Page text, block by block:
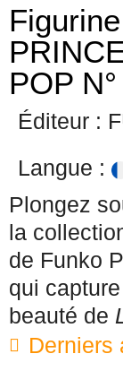
POP
Éditeur :
Langue :
Plongez
la
de Funko
qui
beauté de
Derniers